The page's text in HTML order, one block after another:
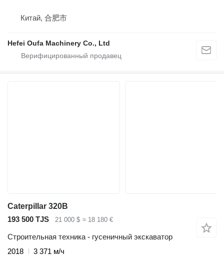
Китай, 合肥市
Hefei Oufa Machinery Co., Ltd
Caterpillar 320B
193 500 TJS
21 000 $ ≈ 18 180 €
Строительная техника - гусеничный экскаватор
2018
3 371 м/ч